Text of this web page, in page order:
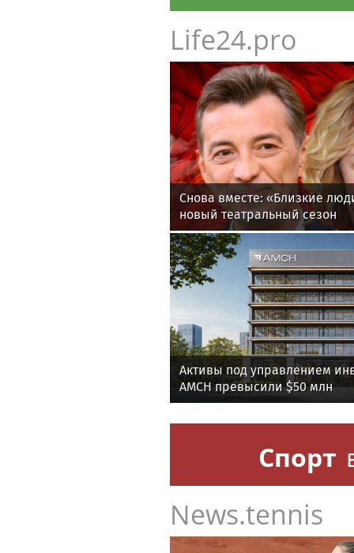
Life24.pro
Снова вместе: «Близкие
новый театральный сезон
Активы под управлением
AMCH превысили $50 млн
Спорт
News.tennis